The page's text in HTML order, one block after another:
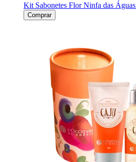
Kit Sabonetes Flor Ninfa das Águas
Comprar